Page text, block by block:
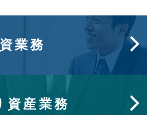
業務
資産業務